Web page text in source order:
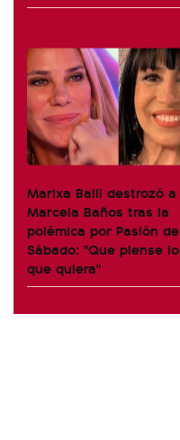
Marixa Balli destrozó a
Marcela Baños tras la
polémica por Pasión de
Sábado: "Que piense lo
que quiera"